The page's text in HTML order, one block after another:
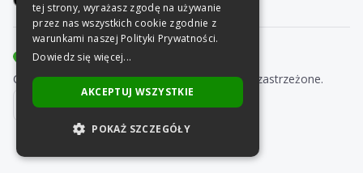
Copyright © Grupa Nais 2025. Wszelkie prawa zastrzeżone.
ENGLISH
tej strony, wyrażasz zgodę na używanie
przez nas wszystkich cookie zgodnie z
warunkami naszej Polityki Prywatności.
Dowiedz się więcej...
AKCEPTUJ WSZYSTKIE
POKAŻ SZCZEGÓŁY